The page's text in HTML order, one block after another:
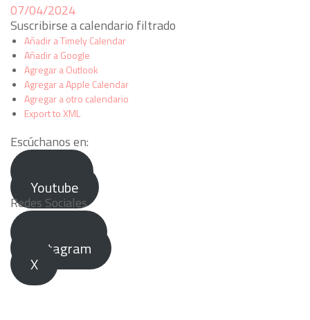
07/04/2024
Suscribirse a calendario filtrado
Añadir a Timely Calendar
Añadir a Google
Agregar a Outlook
Agregar a Apple Calendar
Agregar a otro calendario
Export to XML
Escúchanos en:
Youtube
Redes Sociales
Instagram
X